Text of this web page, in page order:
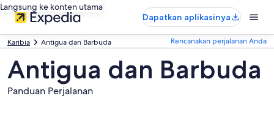
Langsung ke konten utama
Dapatkan aplikasinya
Karibia Antigua dan Barbuda Rencanakan perjalanan Anda
Antigua dan Barbuda
Panduan Perjalanan